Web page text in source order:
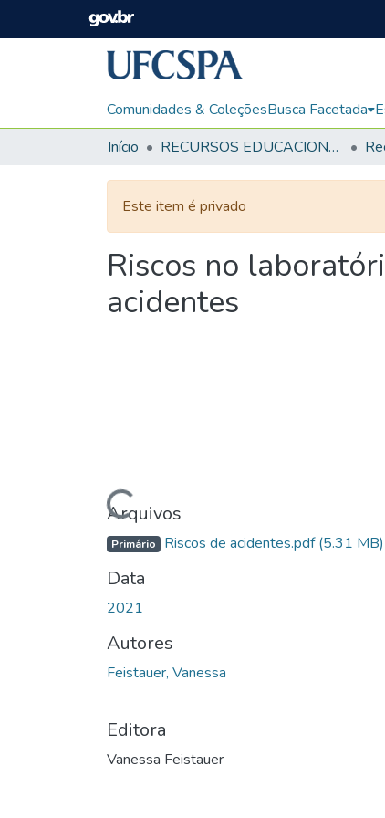
Comunidades & ColeçõesBusca Facetada
Início
RECURSOS EDUCACIONAIS
Este item é privado
Riscos no
acidentes
Carregando...
Arquivos
Primário Riscos de acidentes.pdf(5.31 MB)
Data
2021
Autores
Feistauer, Vanessa
Editora
Vanessa Feistauer